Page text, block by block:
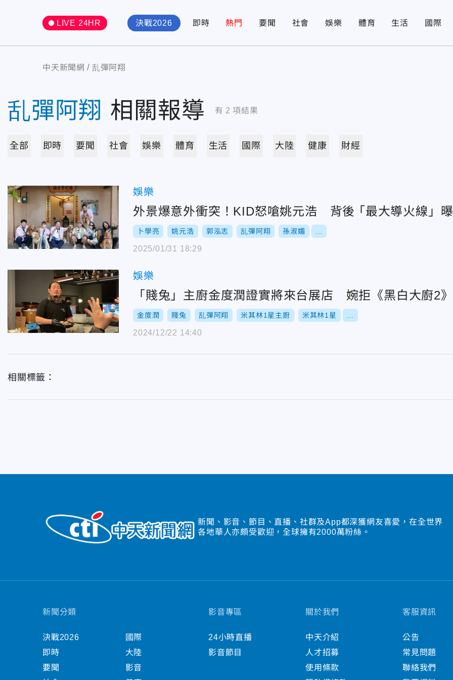
LIVE 24HR 決戰2026 即時 熱門 要聞 社會 娛樂 體育 生活 國際
中天新聞網 乱彈阿翔
乱彈阿翔 相關報導 有 2 項結果
全部 即時 要聞 社會 娛樂 體育 生活 國際 大陸 健康 財經
娛樂
外景爆意外衝突！KID怒嗆姚元浩 背後 ｢最大導火線」
卜學亮 姚元浩 郭泓志 乱彈阿翔 孫淑媚
2025/01/31 18:29
娛樂
「賤兔」主廚金度潤證實將來台展店 婉拒《黑白大廚2》
金度潤 賤兔 乱彈阿翔 米其林1星主廚 米其林1星
2024/12/22 14:40
相關標籤：
新聞、影音、節目、直播、社群及App都深獲網友喜愛，在全世界
各地華人亦頗受歡迎，全球擁有2000萬粉絲。
新聞分類
決戰2026
即時
要聞
國際
大陸
影音
影音專區
24小時直播
影音節目
關於我們
中天介紹
人才招募
使用條款
客服資訊
公告
常見問題
聯絡我們